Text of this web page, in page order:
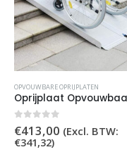
OPVOUWBARE OPRIJPLATEN
0out of 5
€413,00 (Excl. BTW:
€341,32)